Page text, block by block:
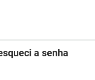
a senha